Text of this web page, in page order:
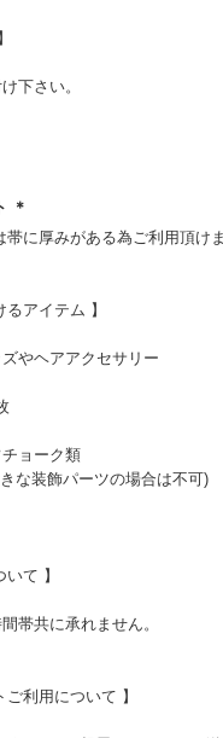
下さい。
＊
に厚みがある為ご利用頂け
るアイテム 】
やヘアアクセサリー
チョーク類
な装飾パーツの場合は不可)
て 】
帯共に承れません。
ご利用について 】